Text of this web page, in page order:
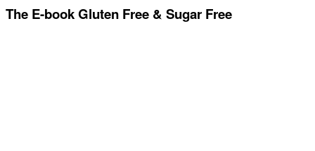
The E-book Gluten Free & Sugar Free